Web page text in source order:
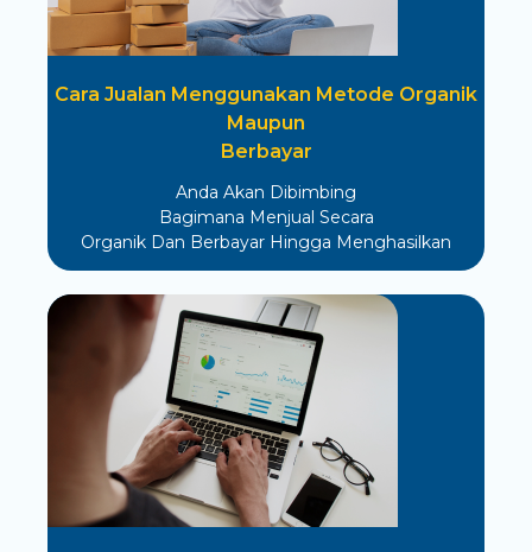
Cara Jualan Menggunakan Metode Organik
Maupun
Berbayar
Anda Akan Dibimbing
Bagimana Menjual Secara
Organik Dan Berbayar Hingga Menghasilkan